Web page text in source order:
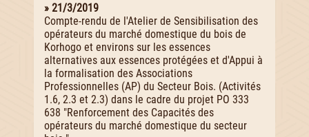
» 21/3/2019
Compte-rendu de l'Atelier de Sensibilisation des
opérateurs du marché domestique du bois de
Korhogo et environs sur les essences
alternatives aux essences protégées et d'Appui à
la formalisation des Associations
Professionnelles (AP) du Secteur Bois. (Activités
1.6, 2.3 et 2.3) dans le cadre du projet PO 333
638 "Renforcement des Capacités des
opérateurs du marché domestique du secteur